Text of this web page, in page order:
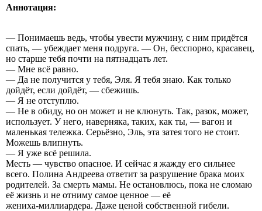
Аннотация:
— Понимаешь ведь, чтобы увести мужчину, с ним придётся
спать, — убеждает меня подруга. — Он, бесспорно, красавец,
но старше тебя почти на пятнадцать лет.
— Мне всё равно.
— Да не получится у тебя, Эля. Я тебя знаю. Как только
дойдёт, если дойдёт, — сбежишь.
— Я не отступлю.
— Не в обиду, но он может и не клюнуть. Так, разок, может,
использует. У него, наверняка, таких, как ты, — вагон и
маленькая тележка. Серьёзно, Эль, эта затея того не стоит.
Можешь влипнуть.
— Я уже всё решила.
Месть — чувство опасное. И сейчас я жажду его сильнее
всего. Полина Андреева ответит за разрушение брака моих
родителей. За смерть мамы. Не остановлюсь, пока не сломаю
её жизнь и не отниму самое ценное — её
жениха‑миллиардера. Даже ценой собственной гибели.